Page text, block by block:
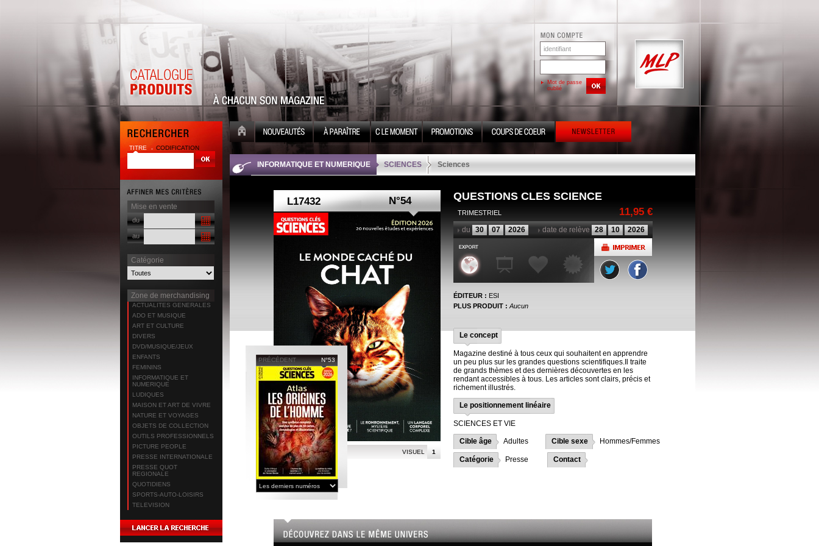
Mot de passe
oublié
TITRE CODIFICATION
Mise en vente
du
au
Catégorie
Zone de merchandising
ACTUALITES GENERALES
ADO ET MUSIQUE
ART ET CULTURE
DIVERS
DVD/MUSIQUE/JEUX
ENFANTS
FEMININS
INFORMATIQUE ET
NUMERIQUE
LUDIQUES
MAISON ET ART DE VIVRE
NATURE ET VOYAGES
OBJETS DE COLLECTION
OUTILS PROFESSIONNELS
PICTURE PEOPLE
PRESSE INTERNATIONALE
PRESSE QUOT
REGIONALE
QUOTIDIENS
SPORTS-AUTO-LOISIRS
TELEVISION
INFORMATIQUE ET NUMERIQUE SCIENCES Sciences
N°54
1
VISUEL
PRÉCÉDENT N°53
QUESTIONS CLES SCIENCE
11,95 €
TRIMESTRIEL
du 30 07 2026 date de relève 28 10 2026
ÉDITEUR : ESI
PLUS PRODUIT : Aucun
Le concept
Magazine destiné à tous ceux qui souhaitent en apprendre
un peu plus sur les grandes questions scientifiques.Il traite
de grands thèmes et des dernières découvertes en les
rendant accessibles à tous. Les articles sont clairs, précis et
richement illustrés.
Le positionnement linéaire
SCIENCES ET VIE
Cible âge Adultes Cible sexe Hommes/Femmes
Catégorie Presse Contact